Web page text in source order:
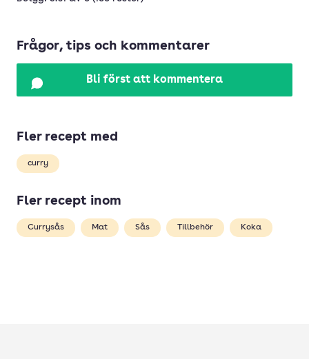
Frågor, tips och kommentarer
Bli först att kommentera
Fler recept med
curry
Fler recept inom
Currysås Mat Sås Tillbehör Koka